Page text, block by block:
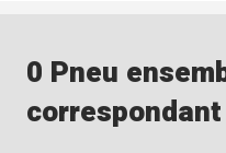
0 Pneu